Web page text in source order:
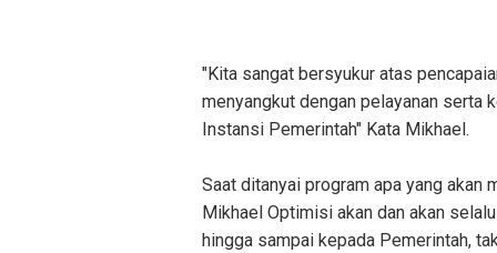
"Kita sangat bersyukur atas
menyangkut dengan pelayanan serta
Instansi Pemerintah" Kata Mikhael.
Saat ditanyai program apa yang akan
Mikhael Optimisi akan dan akan
hingga sampai kepada Pemerintah,